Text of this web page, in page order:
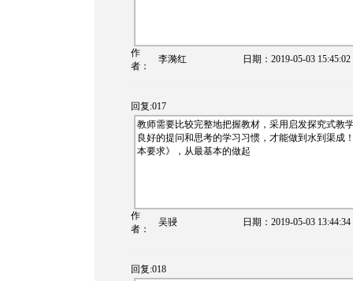
作
者：
李漪红 日期： 2019-05-03 15:45:02
回复:017
教师需要比较完整地把握教材， 采用启发探究式教
良好的提问和思考的学习习惯，才能做到水到渠成
本要求》，从最基本的做起
作
者：
吴骎 日期： 2019-05-03 13:44:34
回复:018